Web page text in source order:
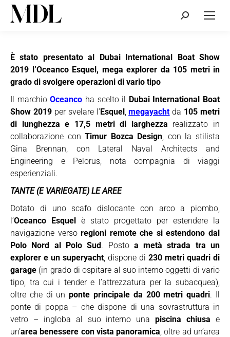
Cerca:
È stato presentato al Dubai International Boat Show
2019 l’Oceanco Esquel, mega explorer da 105 metri in
grado di svolgere operazioni di vario tipo
Il marchioOceanco ha scelto il Dubai International Boat
Show 2019per svelare l’Esquel,megayachtda 105 metri
di lunghezza e 17,5 metri di larghezza realizzato in
collaborazione conTimur Bozca Design, con la stilista
Gina Brennan, con Lateral Naval Architects and
Engineering e Pelorus, nota compagnia di viaggi
esperienziali.
TANTE (E VARIEGATE) LE AREE
Dotato di uno scafo dislocante con arco a piombo,
l’Oceanco Esquel è stato progettato per estendere la
navigazione versoregioni remote che si estendono dal
Polo Nord al Polo Sud. Posto a metà strada tra un
explorer e un superyacht, dispone di 230 metri quadri di
garage (in grado di ospitare al suo interno oggetti di vario
tipo, tra cui i tender e l’attrezzatura per la subacquea),
oltre che di unponte principale da 200 metri quadri. Il
ponte di poppa – che dispone di una sovrastruttura in
vetro – ingloba al suo interno unapiscina chiusa e
un’area benessere con vista panoramica, oltre ad un’area